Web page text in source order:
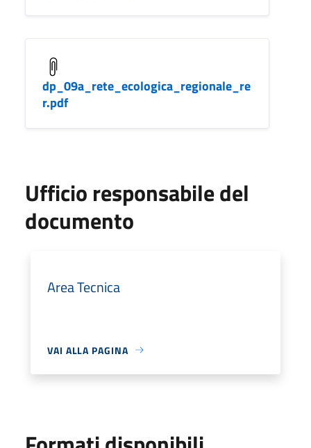
dp_09a_rete_ecologica_regionale_re
r.pdf
Ufficio responsabile del
documento
Area Tecnica
VAI ALLA PAGINA